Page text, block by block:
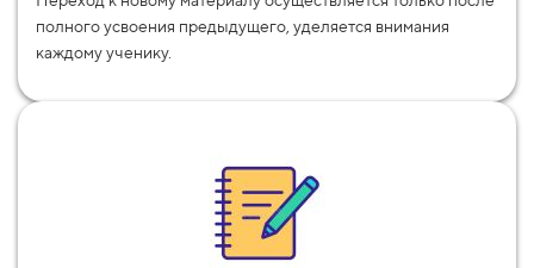
полного усвоения предыдущего, уделяется внимания
каждому ученику.